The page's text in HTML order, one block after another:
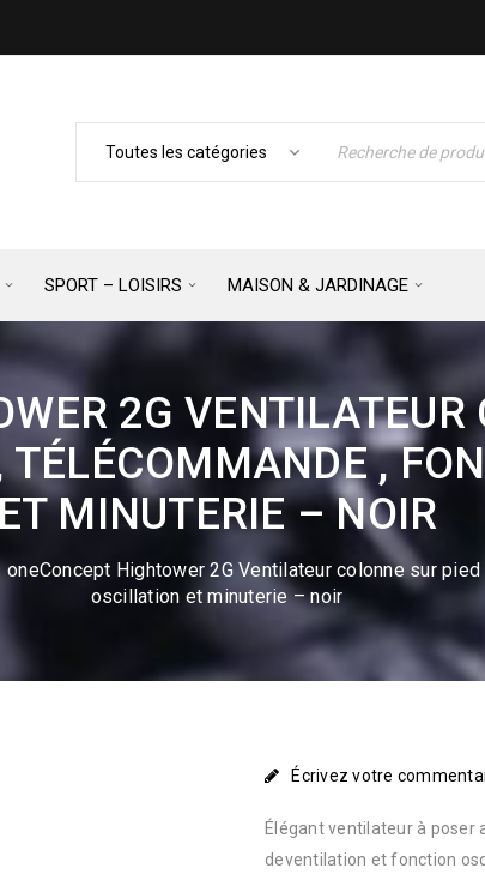
SPORT – LOISIRS MAISON & JARDINAGE
2G VENTILATEUR
TÉLÉCOMMANDE ,
ET MINUTERIE – NOIR
oneConcept Hightower 2G Ventilateur colonne sur
oscillation et minuterie – noir
Écrivez votre
Élégant ventilateur à poser
deventilation et fonction